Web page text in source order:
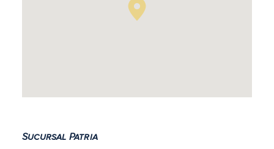
Sucursal Patria